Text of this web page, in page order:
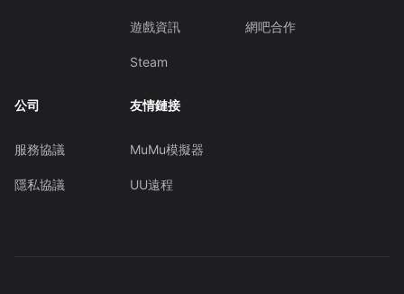
遊戲資訊
Steam
網吧合作
公司
服務協議
隱私協議
友情鏈接
MuMu模擬器
UU遠程